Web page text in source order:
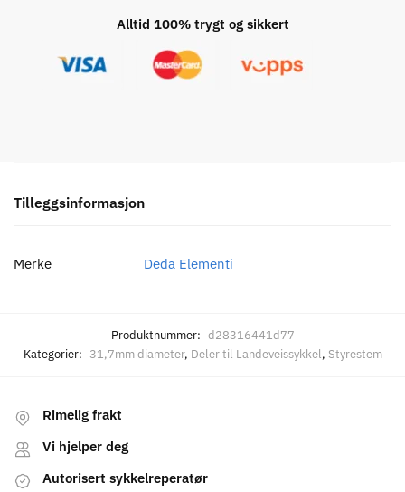
Alltid 100% trygt og sikkert
Tilleggsinformasjon
Merke Deda Elementi
Produktnummer: d28316441d77
Kategorier: 31,7mm diameter, Deler til Landeveissykkel, Styrestem
Rimelig frakt
Vi hjelper deg
Autorisert sykkelreperatør